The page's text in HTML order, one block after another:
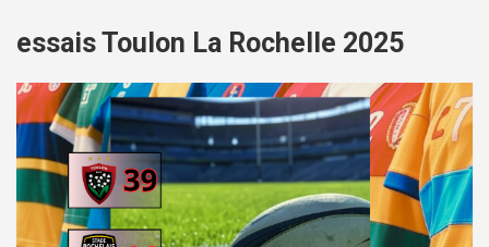
essais Toulon La Rochelle 2025